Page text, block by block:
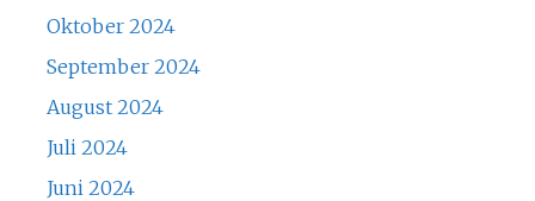
Oktober 2024
September 2024
August 2024
Juli 2024
Juni 2024